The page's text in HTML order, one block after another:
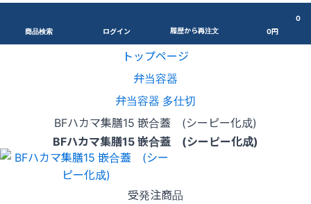
商品検索 ログイン 履歴から再注文
0
0円
トップページ
弁当容器
弁当容器 多仕切
BFハカマ集膳15 嵌合蓋 (シーピー化成)
BFハカマ集膳15 嵌合蓋 (シーピー化成)
受発注商品